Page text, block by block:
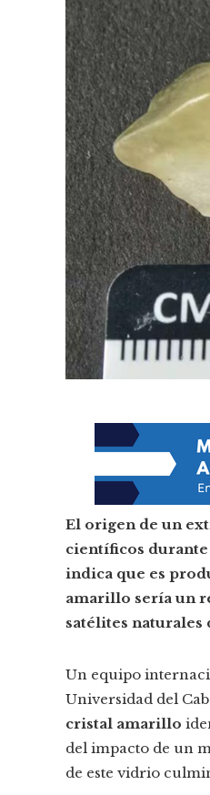
El origen de un
científicos durante
indica que es
amarillo sería un
satélites naturales
Un equipo
Universidad del
cristal amarillo
del impacto de un
de este vidrio